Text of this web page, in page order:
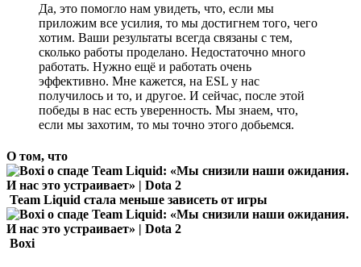
Да, это помогло нам увидеть, что, если мы
приложим все усилия, то мы достигнем того, чего
хотим. Ваши результаты всегда связаны с тем,
сколько работы проделано. Недостаточно много
работать. Нужно ещё и работать очень
эффективно. Мне кажется, на ESL у нас
получилось и то, и другое. И сейчас, после этой
победы в нас есть уверенность. Мы знаем, что,
если мы захотим, то мы точно этого добьемся.
О том, что
Team Liquid стала меньше зависеть от игры
Boxi